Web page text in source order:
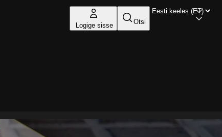
Logige sisse Otsi